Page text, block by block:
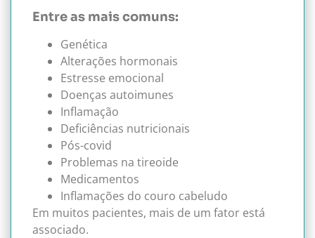
Entre as mais comuns:
Genética
Alterações hormonais
Estresse emocional
Doenças autoimunes
Inflamação
Deficiências nutricionais
Pós-covid
Problemas na tireoide
Medicamentos
Inflamações do couro cabeludo
Em muitos pacientes, mais de um fator está
associado.